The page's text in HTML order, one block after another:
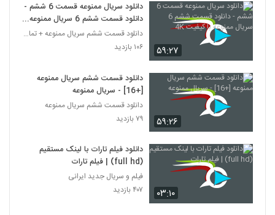
۵۹:۲۷
دانلود سریال ممنوعه قسمت 6 ششم -
دانلود قسمت ششم 6 سریال ممنوعه با
کیفیت 4K
دانلود قسمت ششم سریال ممنوعه + تمام قسمت ها
۱۰۶ بازدید
۵۹:۲۶
دانلود قسمت ششم سریال ممنوعه
[+16] - سریال ممنوعه
دانلود قسمت ششم سریال ممنوعه
۷۹ بازدید
۰۳:۱۰
دانلود فیلم تارات با لینک مستقیم
(full hd) | فیلم تارات
فیلم و سریال جدید ایرانی
۴۰۷ بازدید